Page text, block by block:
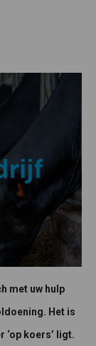
met uw hulp
Het is
koers’ ligt.